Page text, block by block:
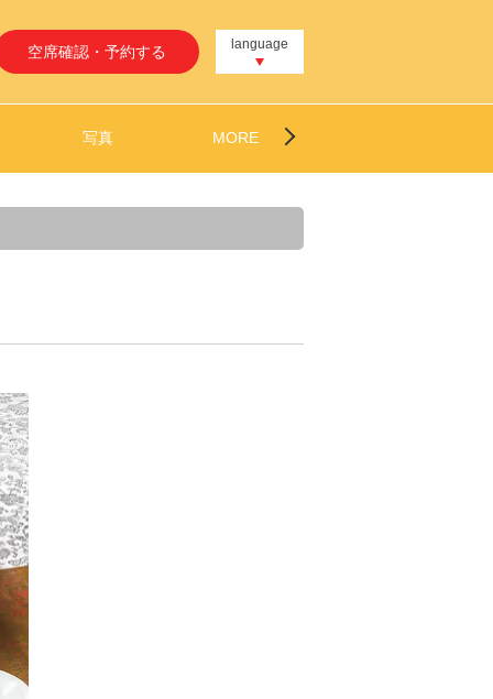
空席確認・予約する language
写真 MORE